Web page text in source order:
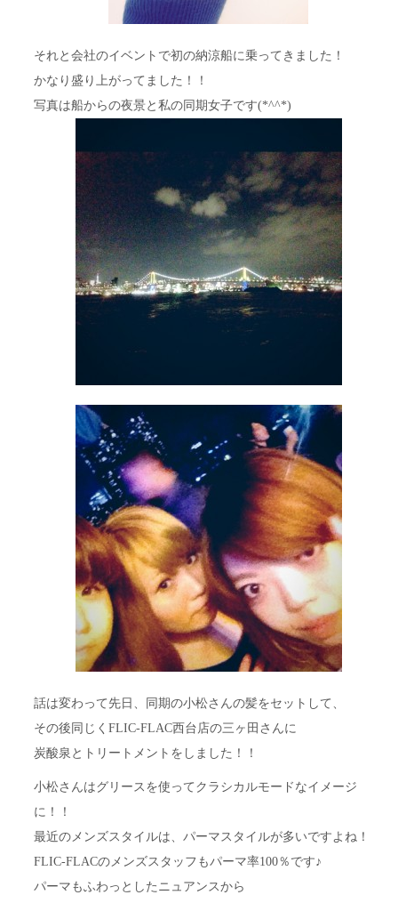
それと会社のイベントで初の納涼船に乗ってきました！
かなり盛り上がってました！！
写真は船からの夜景と私の同期女子です(*^^*)
話は変わって先日、同期の小松さんの髪をセットして、
その後同じくFLIC-FLAC西台店の三ヶ田さんに
炭酸泉とトリートメントをしました！！
小松さんはグリースを使ってクラシカルモードなイメージ
に！！
最近のメンズスタイルは、パーマスタイルが多いですよね！
FLIC-FLACのメンズスタッフもパーマ率100％です♪
パーマもふわっとしたニュアンスから